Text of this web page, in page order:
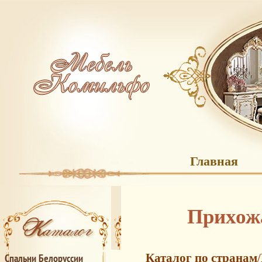
Главная
Спальни Белоруссии Каталог по странам/